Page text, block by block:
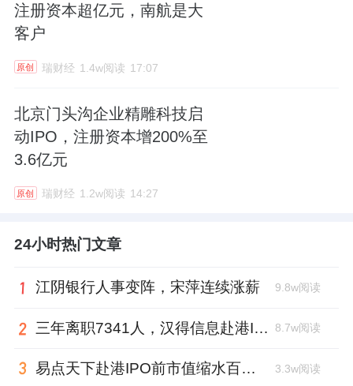
注册资本超亿元，南航是大
客户
原创 瑞财经 1.4w阅读 17:07
北京门头沟企业精雕科技启
动IPO，注册资本增200%至
3.6亿元
原创 瑞财经 1.2w阅读 14:27
24小时热门文章
江阴银行人事变阵，宋萍连续涨薪 9.8w阅读
三年离职7341人，汉得信息赴港IPO前欠缴社保1.55亿元 8.7w阅读
易点天下赴港IPO前市值缩水百亿，邹小武和创业伙伴收割了10亿 3.3w阅读